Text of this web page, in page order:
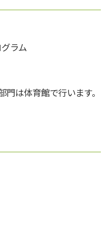
ラム
は体育館で行います。